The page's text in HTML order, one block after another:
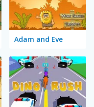
Adam and Eve